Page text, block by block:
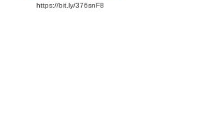
https://bit.ly/376snF8